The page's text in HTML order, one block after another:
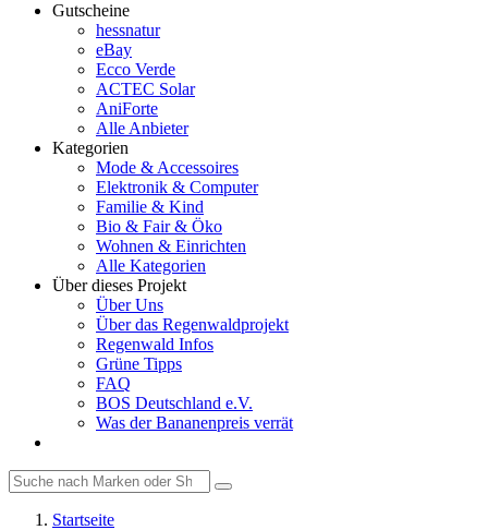
Gutscheine
hessnatur
eBay
Ecco Verde
ACTEC Solar
AniForte
Alle Anbieter
Kategorien
Mode & Accessoires
Elektronik & Computer
Familie & Kind
Bio & Fair & Öko
Wohnen & Einrichten
Alle Kategorien
Über dieses Projekt
Über Uns
Über das Regenwaldprojekt
Regenwald Infos
Grüne Tipps
FAQ
BOS Deutschland e.V.
Was der Bananenpreis verrät
Startseite